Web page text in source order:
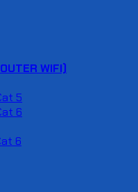
WIFI)
5
6
6